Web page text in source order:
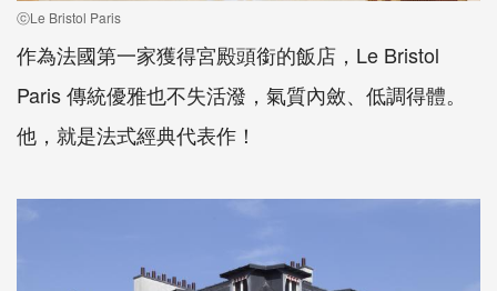
ⓒLe Bristol Paris
作為法國第一家獲得宮殿頭銜的飯店，Le Bristol
Paris 傳統優雅也不失活潑，氣質內斂、低調得體。
他，就是法式經典代表作！